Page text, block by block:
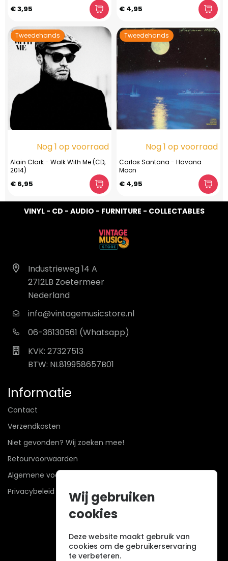
€ 3,95 € 4,95
Tweedehands
Nog 1 op voorraad
Alain Clark - Walk With Me (CD,
2014)
€ 6,95
Tweedehands
Nog 1 op voorraad
Carlos Santana - Havana
Moon
€ 4,95
VINYL - CD - AUDIO - FURNITURE - COLLECTABLES
Industrieweg 14 A
2712LB Zoetermeer
Nederland
info@vintagemusicstore.nl
06-36130561 (Whatsapp)
KVK: 27327513
BTW: NL819958657B01
Informatie
Contact
Verzendkosten
Niet gevonden? Wij zoeken mee!
Retourvoorwaarden
Algemene voorwaarden
Privacybeleid
Wij gebruiken
cookies
Deze website maakt gebruik van
cookies om de gebruikerservaring
te verbeteren.